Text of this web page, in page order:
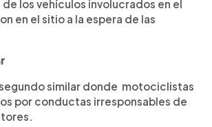
de los vehículos involucrados en el
en el sitio a la espera de las
similar donde motociclistas
por conductas irresponsables de